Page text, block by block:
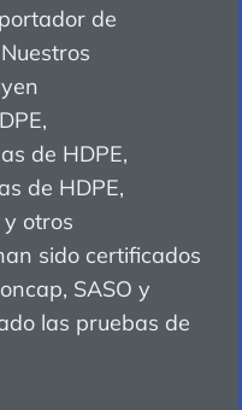
de
de HDPE,
de HDPE,
otros
sido certificados
SASO y
las pruebas de